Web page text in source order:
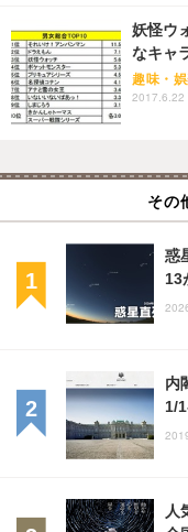
妖怪ウ
なキャ
趣味・
2017.6.22
その
惑
13
内
1/
人